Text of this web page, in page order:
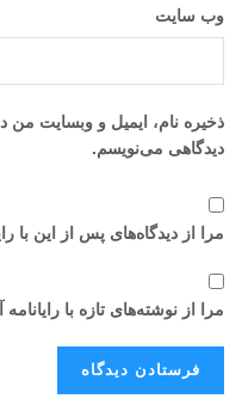
وب‌ سایت
ذخیره نام، ایمیل و وبسایت من
دیدگاهی می‌نویسم.
مرا از دیدگاه‌های پس از این با
مرا از نوشته‌های تازه با